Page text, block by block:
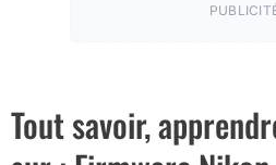
Tout savoir,